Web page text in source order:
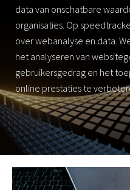
data van onschatbare
organisaties. Op
over webanalyse en data.
het analyseren van
gebruikersgedrag en het
online prestaties te